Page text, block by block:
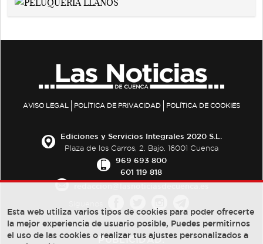
AVISO LEGAL POLÍTICA DE PRIVACIDAD POLÍTICA DE COOKIES
Ediciones y Servicios Integrales 2020 S.L.
Plaza de los Carros, 2. Bajo. 16001 Cuenca
969 693 800
601 119 818
PUBLICIDAD:
Esta web utiliza varios tipos de cookies para poder ofrecerte
la mejor experiencia de usuario posible, Puedes permitirnos
el uso de las cookies o realizar tus ajustes personalizados a